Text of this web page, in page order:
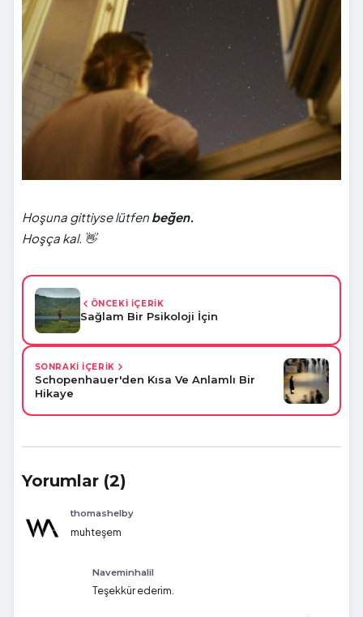
Hoşuna gittiyse lütfen beğen.
Hoşça kal. 👋
ÖNCEKİ İÇERİK
Sağlam Bir Psikoloji İçin
SONRAKİ İÇERİK
Schopenhauer'den Kısa Ve Anlamlı Bir
Hikaye
Yorumlar (2)
thomashelby
muhteşem
Naveminhalil
Teşekkür ederim.